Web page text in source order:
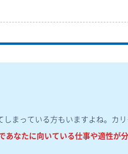
まっている方もいますよね。カリ
あなたに向いている仕事や適性が